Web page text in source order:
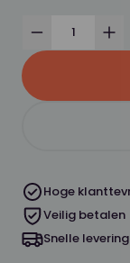
Verminder
Hoge
Veilig betalen
Snelle levering